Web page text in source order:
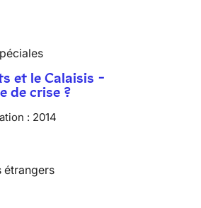
et le Calaisis -
de crise ?
: 2014
étrangers